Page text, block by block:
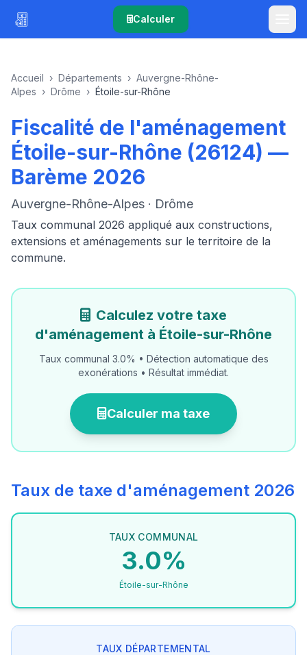
Calculer
Accueil › Départements › Auvergne-Rhône-
Alpes › Drôme › Étoile-sur-Rhône
Fiscalité de l'aménagement
Étoile-sur-Rhône (26124) —
Barème 2026
Auvergne-Rhône-Alpes · Drôme
Taux communal 2026 appliqué aux constructions,
extensions et aménagements sur le territoire de la
commune.
Calculez votre taxe
d'aménagement à Étoile-sur-Rhône
Taux communal 3.0% • Détection automatique des
exonérations • Résultat immédiat.
Calculer ma taxe
Taux de taxe d'aménagement 2026
TAUX COMMUNAL
3.0%
Étoile-sur-Rhône
TAUX DÉPARTEMENTAL